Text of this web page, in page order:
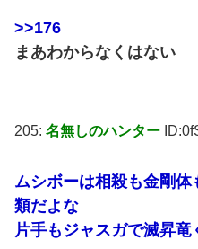
>>176
まあわからなくはない
205: 名無しのハンター
ムシボーは相殺も金剛
類だよな
片手もジャスガで滅昇竜